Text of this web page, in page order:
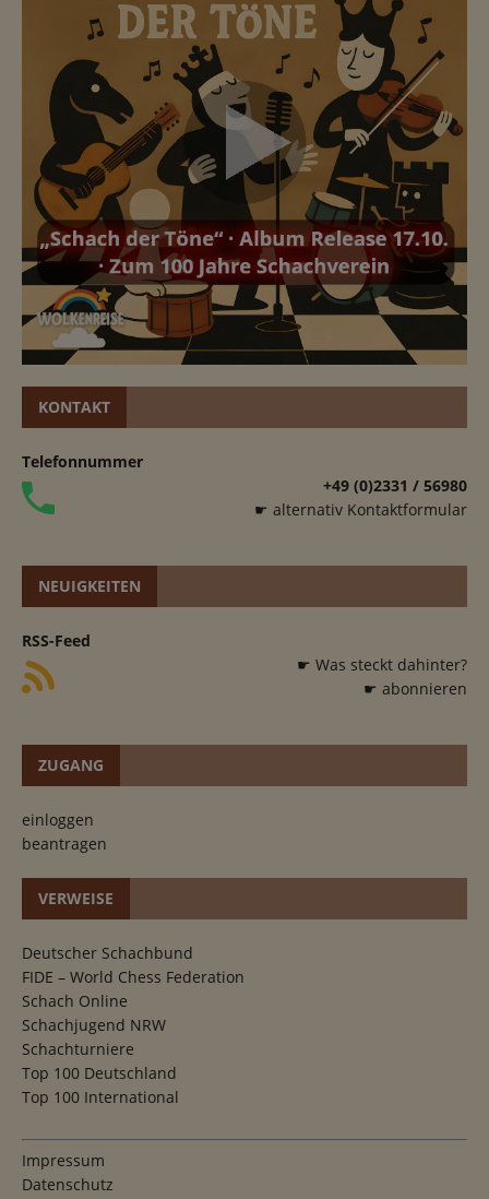
KONTAKT
Telefonnummer
+49 (0)2331 / 56980
☛ alternativ Kontaktformular
NEUIGKEITEN
RSS-Feed
☛ Was steckt dahinter?
☛ abonnieren
ZUGANG
einloggen
beantragen
VERWEISE
Deutscher Schachbund
FIDE – World Chess Federation
Schach Online
Schachjugend NRW
Schachturniere
Top 100 Deutschland
Top 100 International
Impressum
Datenschutz